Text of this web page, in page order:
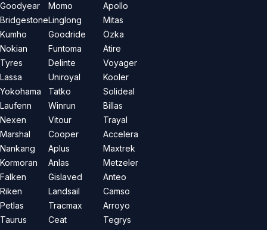
Goodyear
Bridgestone
Kumho
Nokian
Tyres
Lassa
Yokohama
Laufenn
Nexen
Marshal
Nankang
Kormoran
Falken
Riken
Petlas
Taurus
Momo
Linglong
Goodride
Funtoma
Delinte
Uniroyal
Tatko
Winrun
Vitour
Cooper
Aplus
Anlas
Gislaved
Landsail
Tracmax
Ceat
Apollo
Mitas
Özka
Atire
Voyager
Kooler
Solideal
Billas
Trayal
Accelera
Maxtrek
Metzeler
Anteo
Camso
Arroyo
Tegrys